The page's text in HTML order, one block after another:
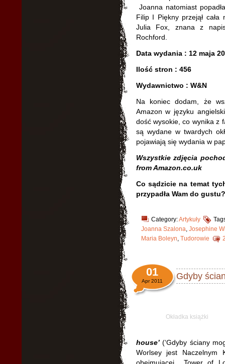
Joanna natomiast
Filip I Piękny przejął
Julia Fox, znana z
Rochford.
Data wydania : 12 maja
Ilość stron : 456
Wydawnictwo : W&N
Na koniec dodam, że
Amazon w języku
dość wysokie, co wynika z
są wydane w twardych
pojawiają się wydania w
Wszystkie zdjęcia
from Amazon.co.uk
Co sądzicie na temat
przypadła Wam do gustu?
Category:Artykuły
Joanna Szalona, Josephine
Maria Boleyn, Tudorowie
Gdyby
01
Apr 2011
Okładka książki
house’(‘Gdyby ściany
Worlsey jest Naczelnym